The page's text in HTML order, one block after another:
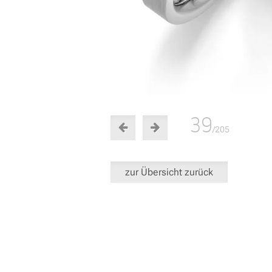
39/205
zur Übersicht zurück